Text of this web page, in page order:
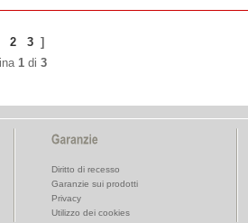
2 3]
1 di 3
Diritto di recesso
Garanzie sui prodotti
Privacy
Utilizzo dei cookies